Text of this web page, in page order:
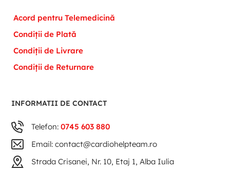
Acord pentru Telemedicină
Condiții de Plată
Condiții de Livrare
Condiții de Returnare
INFORMATII DE CONTACT
Telefon:0745 603 880
Email: contact@cardiohelpteam.ro
Strada Crisanei, Nr. 10, Etaj 1, Alba Iulia